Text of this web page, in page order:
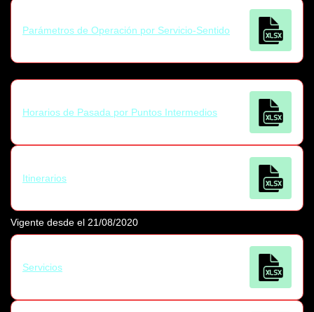
Parámetros de Operación por Servicio-Sentido
Horarios de Pasada por Puntos Intermedios
Itinerarios
Vigente desde el 21/08/2020
Servicios